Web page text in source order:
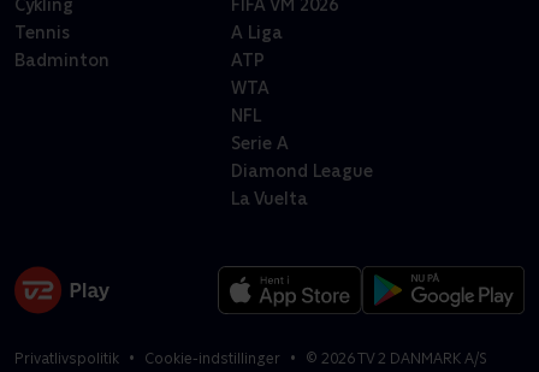
Cykling
Tennis
Badminton
FIFA VM 2026
A Liga
ATP
WTA
NFL
Serie A
Diamond League
La Vuelta
Privatlivspolitik Cookie-indstillinger © 2026TV 2 DANMARK A/S